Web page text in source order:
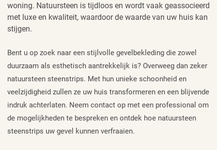
woning. Natuursteen is tijdloos en wordt vaak geassocieerd
met luxe en kwaliteit, waardoor de waarde van uw huis kan
stijgen.
Bent u op zoek naar een stijlvolle gevelbekleding die zowel
duurzaam als esthetisch aantrekkelijk is? Overweeg dan zeker
natuursteen steenstrips. Met hun unieke schoonheid en
veelzijdigheid zullen ze uw huis transformeren en een blijvende
indruk achterlaten. Neem contact op met een professional om
de mogelijkheden te bespreken en ontdek hoe natuursteen
steenstrips uw gevel kunnen verfraaien.